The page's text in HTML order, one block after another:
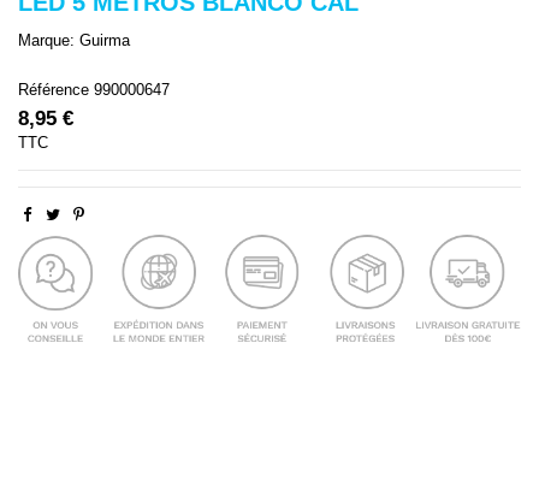
Marque: Guirma
Référence 990000647
8,95 €
TTC